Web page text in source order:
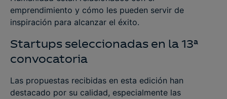
emprendimiento y cómo les pueden servir de
inspiración para alcanzar el éxito.
Startups seleccionadas en la 13ª
convocatoria
Las propuestas recibidas en esta edición han
destacado por su calidad, especialmente las